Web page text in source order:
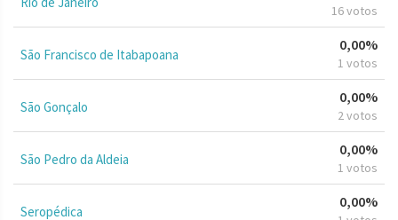
16 votos
São Francisco de Itabapoana
0,00%
1 votos
São Gonçalo
0,00%
2 votos
São Pedro da Aldeia
0,00%
1 votos
Seropédica
0,00%